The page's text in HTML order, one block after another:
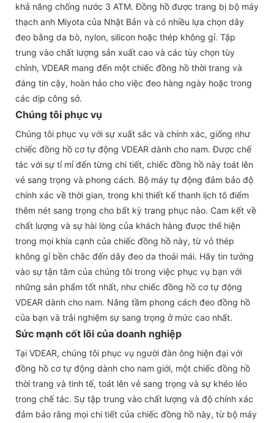
khả năng chống nước 3 ATM. Đồng hồ được trang bị bộ máy
thạch anh Miyota của Nhật Bản và có nhiều lựa chọn dây
đeo bằng da bò, nylon, silicon hoặc thép không gỉ. Tập
trung vào chất lượng sản xuất cao và các tùy chọn tùy
chỉnh, VDEAR mang đến một chiếc đồng hồ thời trang và
đáng tin cậy, hoàn hảo cho việc đeo hàng ngày hoặc trong
các dịp công sở.
Chúng tôi phục vụ
Chúng tôi phục vụ với sự xuất sắc và chính xác, giống như
chiếc đồng hồ cơ tự động VDEAR dành cho nam. Được chế
tác với sự tỉ mỉ đến từng chi tiết, chiếc đồng hồ này toát lên
vẻ sang trọng và phong cách. Bộ máy tự động đảm bảo độ
chính xác về thời gian, trong khi thiết kế thanh lịch tô điểm
thêm nét sang trọng cho bất kỳ trang phục nào. Cam kết về
chất lượng và sự hài lòng của khách hàng được thể hiện
trong mọi khía cạnh của chiếc đồng hồ này, từ vỏ thép
không gỉ bền chắc đến dây đeo da thoải mái. Hãy tin tưởng
vào sự tận tâm của chúng tôi trong việc phục vụ bạn với
những sản phẩm tốt nhất, như chiếc đồng hồ cơ tự động
VDEAR dành cho nam. Nâng tầm phong cách đeo đồng hồ
của bạn và trải nghiệm sự sang trọng ở mức cao nhất.
Sức mạnh cốt lõi của doanh nghiệp
Tại VDEAR, chúng tôi phục vụ người đàn ông hiện đại với
đồng hồ cơ tự động dành cho nam giới, một chiếc đồng hồ
thời trang và tinh tế, toát lên vẻ sang trọng và sự khéo léo
trong chế tác. Sự tập trung vào chất lượng và độ chính xác
đảm bảo rằng mọi chi tiết của chiếc đồng hồ này, từ bộ máy